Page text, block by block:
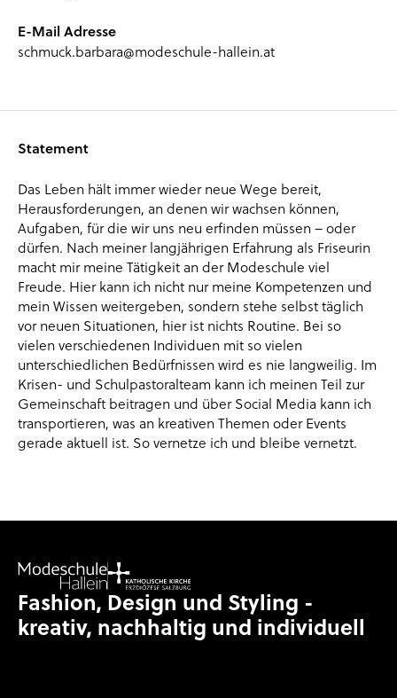
E-Mail Adresse
schmuck.barbara@modeschule-hallein.at
Statement
Das Leben hält immer wieder neue Wege bereit,
Herausforderungen, an denen wir wachsen können,
Aufgaben, für die wir uns neu erfinden müssen – oder
dürfen. Nach meiner langjährigen Erfahrung als Friseurin
macht mir meine Tätigkeit an der Modeschule viel
Freude. Hier kann ich nicht nur meine Kompetenzen und
mein Wissen weitergeben, sondern stehe selbst täglich
vor neuen Situationen, hier ist nichts Routine. Bei so
vielen verschiedenen Individuen mit so vielen
unterschiedlichen Bedürfnissen wird es nie langweilig. Im
Krisen- und Schulpastoralteam kann ich meinen Teil zur
Gemeinschaft beitragen und über Social Media kann ich
transportieren, was an kreativen Themen oder Events
gerade aktuell ist. So vernetze ich und bleibe vernetzt.
Fashion, Design und Styling -
kreativ, nachhaltig und individuell